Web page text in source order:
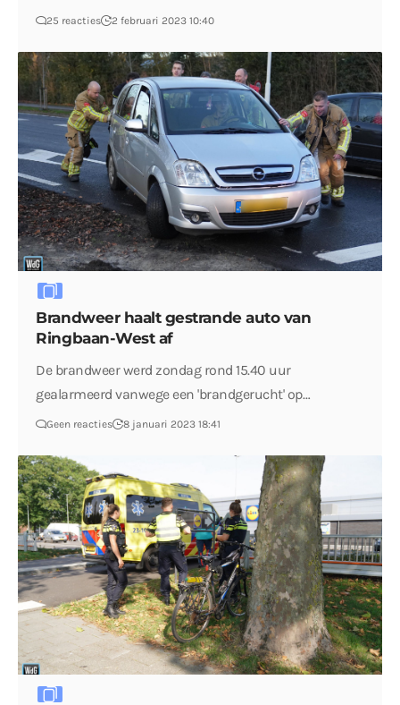
25 reacties 2 februari 2023 10:40
Brandweer haalt gestrande auto van
Ringbaan-West af
De brandweer werd zondag rond 15.40 uur
gealarmeerd vanwege een 'brandgerucht' op…
Geen reacties 8 januari 2023 18:41